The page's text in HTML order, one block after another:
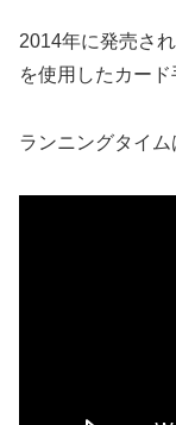
2014年に発売さ
を使用したカード
ランニングタイム